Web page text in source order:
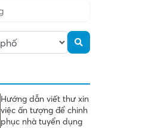
Hướng dẫn viết thư xin
việc ấn tượng để chinh
phục nhà tuyển dụng